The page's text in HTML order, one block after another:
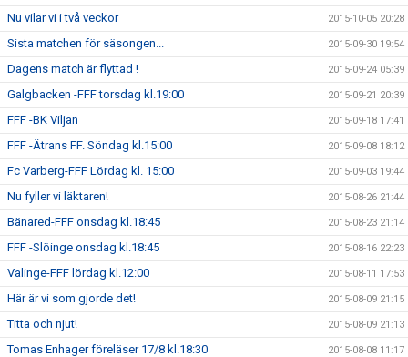
Nu vilar vi i två veckor 2015-10-05 20:28
Sista matchen för säsongen... 2015-09-30 19:54
Dagens match är flyttad ! 2015-09-24 05:39
Galgbacken -FFF torsdag kl.19:00 2015-09-21 20:39
FFF -BK Viljan 2015-09-18 17:41
FFF -Ätrans FF. Söndag kl.15:00 2015-09-08 18:12
Fc Varberg-FFF Lördag kl. 15:00 2015-09-03 19:44
Nu fyller vi läktaren! 2015-08-26 21:44
Bänared-FFF onsdag kl.18:45 2015-08-23 21:14
FFF -Slöinge onsdag kl.18:45 2015-08-16 22:23
Valinge-FFF lördag kl.12:00 2015-08-11 17:53
Här är vi som gjorde det! 2015-08-09 21:15
Titta och njut! 2015-08-09 21:13
Tomas Enhager föreläser 17/8 kl.18:30 2015-08-08 11:17